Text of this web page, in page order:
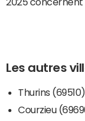
Les autres
Thurins (69510)
Courzieu